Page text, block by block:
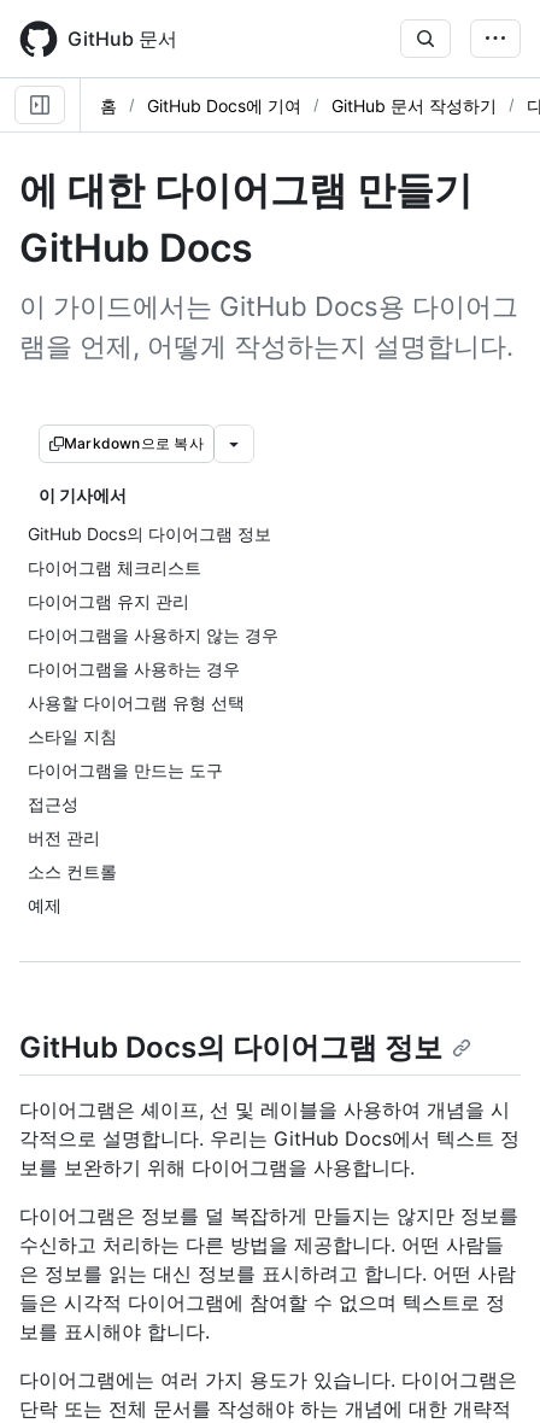
main
content
GitHub 문서
홈 GitHub Docs에 기여 GitHub 문서 작성하기
에 대한 다이어그램 만들기
GitHub Docs
이 가이드에서는 GitHub Docs용 다이어그
램을 언제, 어떻게 작성하는지 설명합니다.
Markdown으로 복사
이 기사에서
GitHub Docs의 다이어그램 정보
다이어그램 체크리스트
다이어그램 유지 관리
다이어그램을 사용하지 않는 경우
다이어그램을 사용하는 경우
사용할 다이어그램 유형 선택
스타일 지침
다이어그램을 만드는 도구
접근성
버전 관리
소스 컨트롤
예제
GitHub Docs의 다이어그램 정보
다이어그램은 셰이프, 선 및 레이블을 사용하여 개념을 시
각적으로 설명합니다. 우리는 GitHub Docs에서 텍스트 정
보를 보완하기 위해 다이어그램을 사용합니다.
다이어그램은 정보를 덜 복잡하게 만들지는 않지만 정보를
수신하고 처리하는 다른 방법을 제공합니다. 어떤 사람들
은 정보를 읽는 대신 정보를 표시하려고 합니다. 어떤 사람
들은 시각적 다이어그램에 참여할 수 없으며 텍스트로 정
보를 표시해야 합니다.
다이어그램에는 여러 가지 용도가 있습니다. 다이어그램은
단락 또는 전체 문서를 작성해야 하는 개념에 대한 개략적